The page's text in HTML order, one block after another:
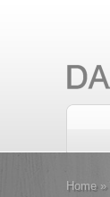
Home »